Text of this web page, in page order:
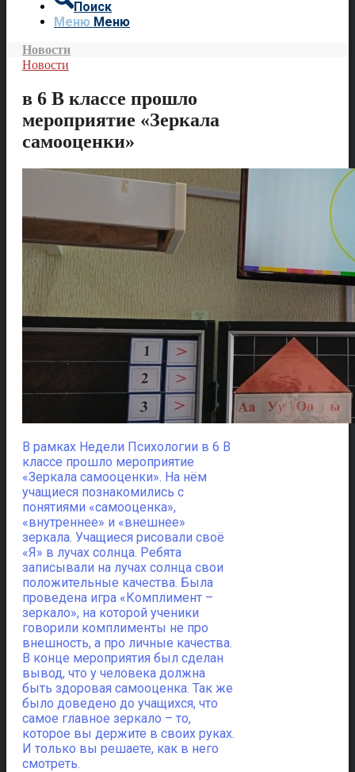
Поиск
Меню Меню
Новости
Новости
в 6 В классе прошло
мероприятие «Зеркала
самооценки»
В рамках Недели Психологии в 6 В
классе прошло мероприятие
«Зеркала самооценки». На нём
учащиеся познакомились с
понятиями «самооценка»,
«внутреннее» и «внешнее»
зеркала. Учащиеся рисовали своё
«Я» в лучах солнца. Ребята
записывали на лучах солнца свои
положительные качества. Была
проведена игра «Комплимент –
зеркало», на которой ученики
говорили комплименты не про
внешность, а про личные качества.
В конце мероприятия был сделан
вывод, что у человека должна
быть здоровая самооценка. Так же
было доведено до учащихся, что
самое главное зеркало – то,
которое вы держите в своих руках.
И только вы решаете, как в него
смотреть.